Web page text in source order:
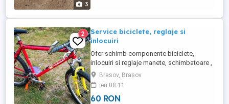
3
2
Service biciclete, reglaje si
inlocuiri
Ofer schimb componente biciclete,
inlocuiri si reglaje manete, schimbatoare ,
frane, transmisie si mici interventii la furci
pe arc . Aerisire frane hidraulice cu ulei
mineral, reglaje frane mecanice, inlocuire
placute , saboti.
Brasov, Brasov
ieri 08:11
60 RON